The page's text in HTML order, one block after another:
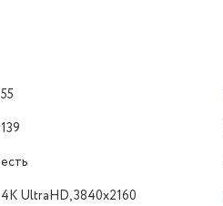
55
139
есть
4K UltraHD, 3840x2160